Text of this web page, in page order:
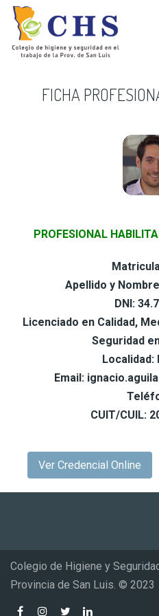
FICHA
PROFESIONAL
Apellido y
DNI:
Licenciado en Calidad,
Seguridad
Localidad:
Email:
CUIT/CUIL:
Ver Credencial Online
Colegio de Higiene y
Provincia de San Luis. © 2023